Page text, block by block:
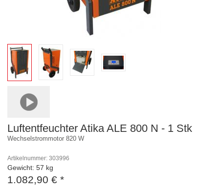
Luftentfeuchter Atika ALE 800 N - 1 Stk
Wechselstrommotor 820 W
Artikelnummer: 303996
Gewicht: 57 kg
1.082,90 € *